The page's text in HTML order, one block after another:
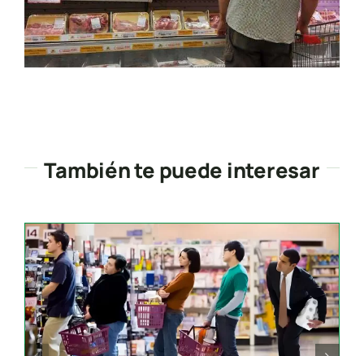
También te puede interesar
Search
for: